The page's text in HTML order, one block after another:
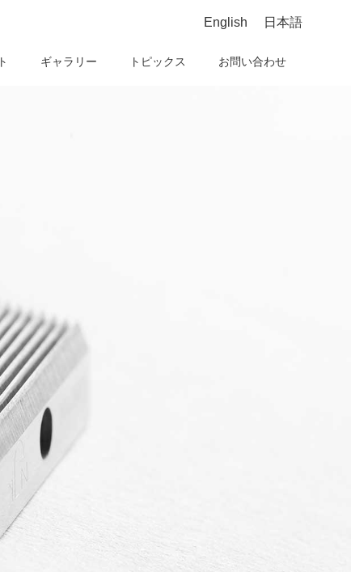
English 日本語
ギャラリー トピックス お問い合わせ